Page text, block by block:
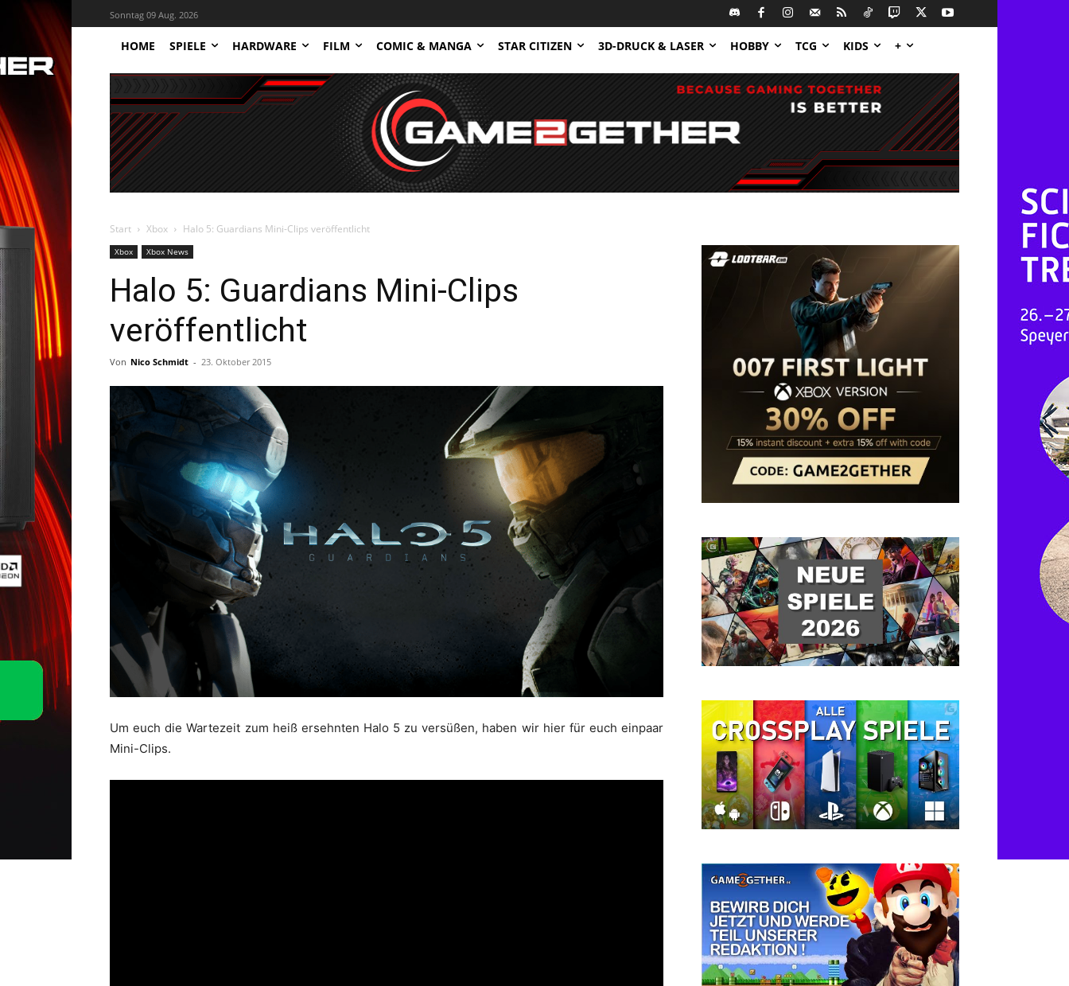
Sonntag 09 Aug. 2026
HOME SPIELE HARDWARE FILM COMIC & MANGA STAR CITIZEN 3D-DRUCK & LASER HOBBY TCG KIDS +
Start Xbox Halo 5: Guardians Mini-Clips veröffentlicht
Xbox Xbox News
Halo 5: Guardians Mini-Clips
veröffentlicht
Von Nico Schmidt - 23. Oktober 2015
Um euch die Wartezeit zum heiß ersehnten Halo 5 zu versüßen, haben wir hier für euch einpaar
Mini-Clips.